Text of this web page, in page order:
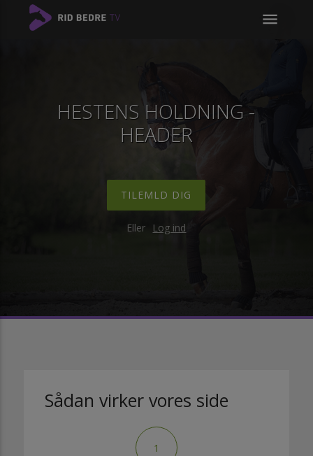
menu
HESTENS HOLDNING -
HEADER
TILEMLD DIG
Eller Log ind
Sådan virker vores side
1